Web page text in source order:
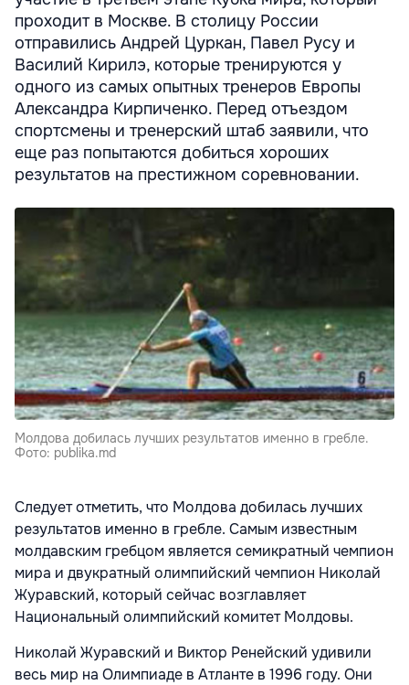
проходит в Москве. В столицу России
отправились Андрей Цуркан, Павел Русу и
Василий Кирилэ, которые тренируются у
одного из самых опытных тренеров Европы
Александра Кирпиченко. Перед отъездом
спортсмены и тренерский штаб заявили, что
еще раз попытаются добиться хороших
результатов на престижном соревновании.
Молдова добилась лучших результатов именно в гребле.
Фото: publika.md
Следует отметить, что Молдова добилась лучших
результатов именно в гребле. Самым известным
молдавским гребцом является семикратный чемпион
мира и двукратный олимпийский чемпион Николай
Журавский, который сейчас возглавляет
Национальный олимпийский комитет Молдовы.
Николай Журавский и Виктор Ренейский удивили
весь мир на Олимпиаде в Атланте в 1996 году. Они